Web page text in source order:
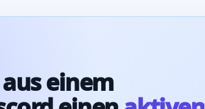
einem